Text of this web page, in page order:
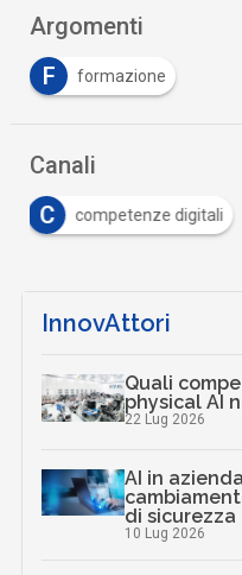
Argomenti
F
formazione
Canali
C
competenze digitali
InnovAttori
Quali
physical AI
22 Lug 2026
AI in
di sicurezza
10 Lug 2026